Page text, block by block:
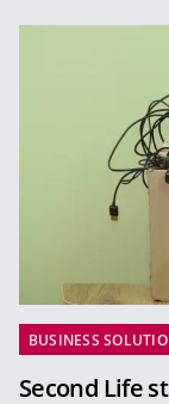
BUSINESS
Second Life